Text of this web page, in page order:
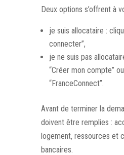
Deux options s’offrent à
je suis allocataire :
connecter”,
je ne suis pas
“Créer mon compte”
“FranceConnect”.
Avant de terminer la
doivent être remplies :
logement, ressources et
bancaires.